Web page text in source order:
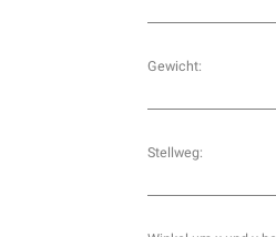
Gewicht:
Stellweg: